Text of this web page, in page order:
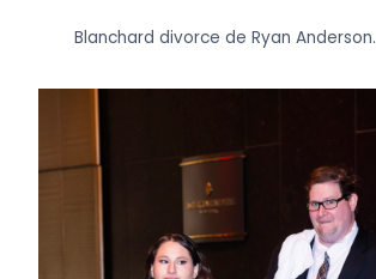
Blanchard divorce de Ryan Anderson.